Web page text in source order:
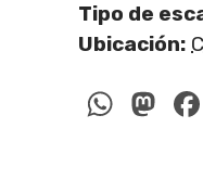
Tipo de
Ubicación: